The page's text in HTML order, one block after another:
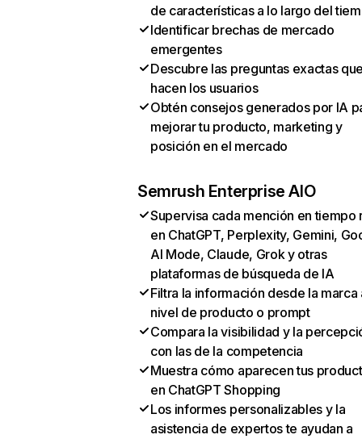
de características a lo largo del
Identificar brechas de mercado
emergentes
Descubre las preguntas exactas
hacen los usuarios
Obtén consejos generados por IA
mejorar tu producto, marketing y
posición en el mercado
Semrush Enterprise AIO
Supervisa cada mención en tiempo
en ChatGPT, Perplexity, Gemini,
AI Mode, Claude, Grok y otras
plataformas de búsqueda de IA
Filtra la información desde la marca
nivel de producto o prompt
Compara la visibilidad y la
con las de la competencia
Muestra cómo aparecen tus
en ChatGPT Shopping
Los informes personalizables y la
asistencia de expertos te ayudan a